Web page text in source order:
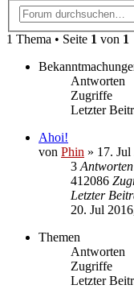
1 Thema • Seite 1 von 1
Antworten
Zugriffe
Letzter
Ahoi!
von Phin » 17.
3 Antworten
412086
Letzter
20. Jul
Themen
Antworten
Zugriffe
Letzter